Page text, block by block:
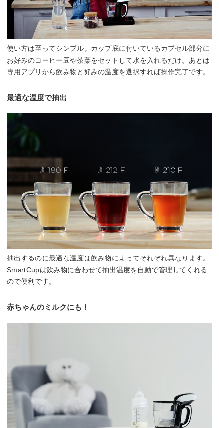
使い方は至ってシンプル。カップ底に付いているカプセル部分に
お好みのコーヒー豆や茶葉をセットして水を入れるだけ。あとは
専用アプリから飲み物と好みの温度を選択すれば操作完了です。
最適な温度で抽出
抽出するのに最適な温度は飲み物によってそれぞれ異なります。
SmartCupは飲み物に合わせて抽出温度を自動で管理してくれる
ので便利です。
赤ちゃんのミルクにも！